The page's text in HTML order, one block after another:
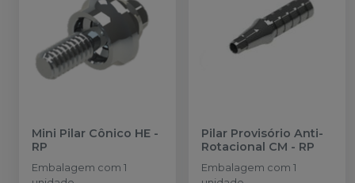
Mini Pilar Cônico HE -
RP
Embalagem com 1
Pilar Provisório Anti-
Rotacional CM - RP
Embalagem com 1